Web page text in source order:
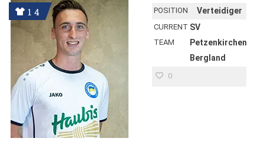
14 POSITION Verteidiger
CURRENT
TEAM
SV
Petzenkirchen
Bergland
0